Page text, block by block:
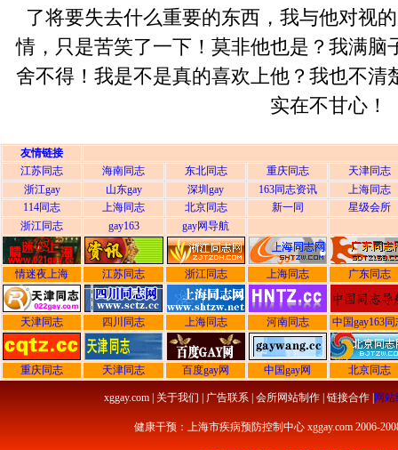
了将要失去什么重要的东西，我与他对视
情，只是苦笑了一下！莫非他也是？我满脑
舍不得！我是不是真的喜欢上他？我也不清
实在不甘心！
友情链接
江苏同志
海南同志 东北同志 重庆同志
天津同志
浙江gay
山东gay 深圳gay 163同志资讯
上海同志
114同志
上海同志 北京同志 新一同
星级会所
浙江同志
gay163 gay网导航
情迷夜上海 江苏同志 浙江同志 上海同志 广东同志
天津同志 四川同志 上海同志 河南同志 中国gay163同
重庆同志 天津同志 百度gay网 中国gay网 北京同志
xggay.com | 关于我们 | 广告联系 | 会所网站制作 | 链接合作 | 网
健康干预： 上海市疾病预防控制中心xggay.com 2006-